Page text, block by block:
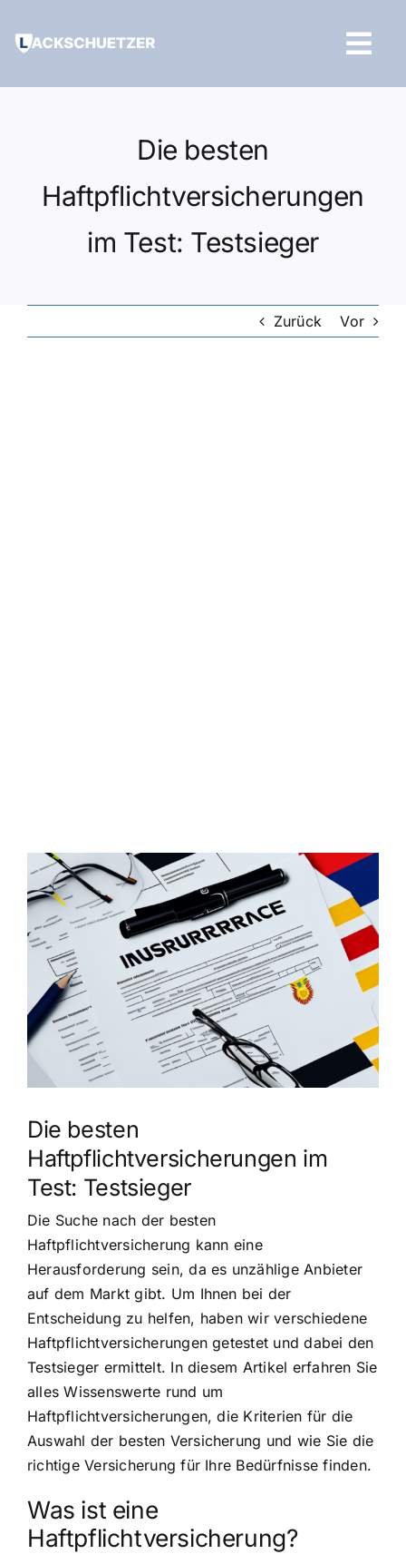
Inhalt
Die besten
Haftpflichtversicherungen
im Test: Testsieger
Zurück Vor
Zeige
grösseres
Bild
Die besten
Haftpflichtversicherungen im
Test: Testsieger
Die Suche nach der besten
Haftpflichtversicherung kann eine
Herausforderung sein, da es unzählige Anbieter
auf dem Markt gibt. Um Ihnen bei der
Entscheidung zu helfen, haben wir verschiedene
Haftpflichtversicherungen getestet und dabei den
Testsieger ermittelt. In diesem Artikel erfahren Sie
alles Wissenswerte rund um
Haftpflichtversicherungen, die Kriterien für die
Auswahl der besten Versicherung und wie Sie die
richtige Versicherung für Ihre Bedürfnisse finden.
Was ist eine
Haftpflichtversicherung?